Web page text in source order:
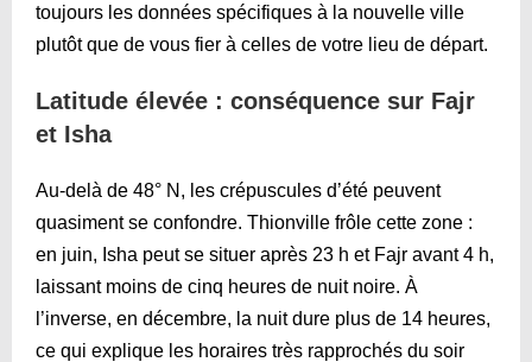
toujours les données spécifiques à la nouvelle ville
plutôt que de vous fier à celles de votre lieu de départ.
Latitude élevée : conséquence sur Fajr
et Isha
Au-delà de 48° N, les crépuscules d’été peuvent
quasiment se confondre. Thionville frôle cette zone :
en juin, Isha peut se situer après 23 h et Fajr avant 4 h,
laissant moins de cinq heures de nuit noire. À
l’inverse, en décembre, la nuit dure plus de 14 heures,
ce qui explique les horaires très rapprochés du soir